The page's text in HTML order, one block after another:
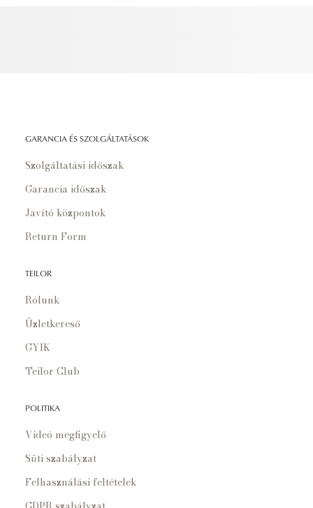
GARANCIA ÉS SZOLGÁLTATÁSOK
Szolgáltatási időszak
Garancia időszak
Javító központok
Return Form
TEILOR
Rólunk
Üzletkereső
GYIK
Teilor Club
POLITIKA
Videó megfigyelő
Süti szabályzat
Felhasználási feltételek